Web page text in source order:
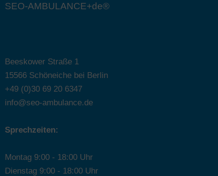
SEO-AMBULANCE+de®
Beeskower Straße 1
15566 Schöneiche bei Berlin
+49 (0)30 69 20 6347
info@seo-ambulance.de
Sprechzeiten:
Montag 9:00 - 18:00 Uhr
Dienstag 9:00 - 18:00 Uhr